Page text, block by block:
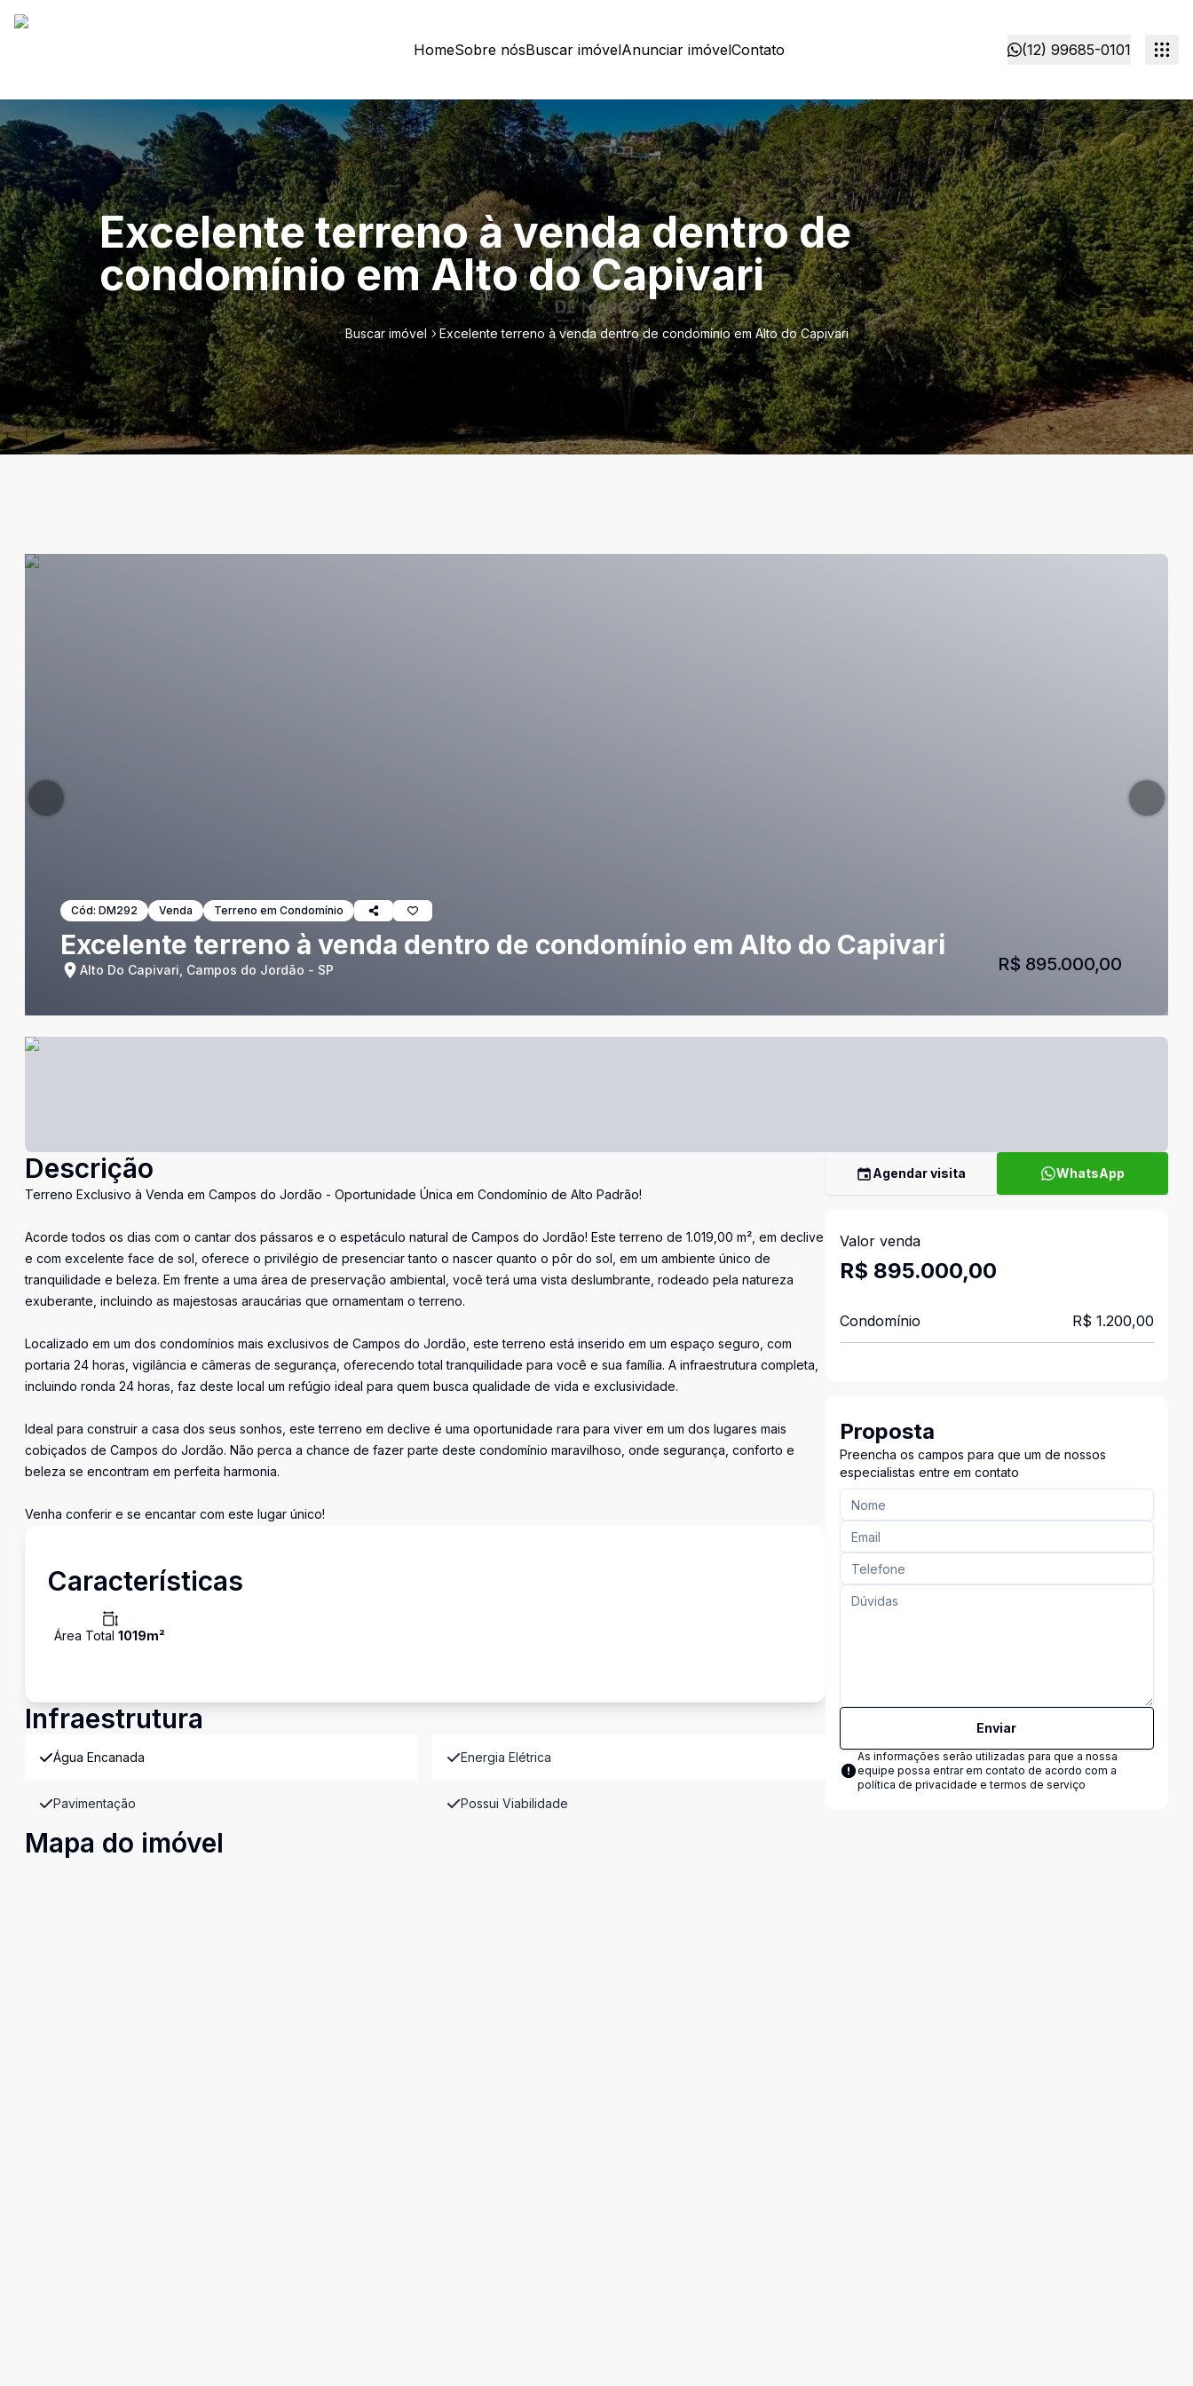
HomeSobre nósBuscar imóvelAnunciar imóvelContato (12) 99685-0101
Excelente terreno à venda dentro de
condomínio em Alto do Capivari
Buscar imóvel Excelente terreno à venda dentro de condomínio em Alto do Capivari
Cód: DM292 Venda Terreno em Condomínio
Excelente terreno à venda dentro de condomínio em Alto do Capivari
Alto Do Capivari, Campos do Jordão - SP R$ 895.000,00
Descrição
Terreno Exclusivo à Venda em Campos do Jordão - Oportunidade Única em Condomínio de Alto Padrão!
Acorde todos os dias com o cantar dos pássaros e o espetáculo natural de Campos do Jordão! Este terreno de 1.019,00 m², em declive
e com excelente face de sol, oferece o privilégio de presenciar tanto o nascer quanto o pôr do sol, em um ambiente único de
tranquilidade e beleza. Em frente a uma área de preservação ambiental, você terá uma vista deslumbrante, rodeado pela natureza
exuberante, incluindo as majestosas araucárias que ornamentam o terreno.
Localizado em um dos condomínios mais exclusivos de Campos do Jordão, este terreno está inserido em um espaço seguro, com
portaria 24 horas, vigilância e câmeras de segurança, oferecendo total tranquilidade para você e sua família. A infraestrutura completa,
incluindo ronda 24 horas, faz deste local um refúgio ideal para quem busca qualidade de vida e exclusividade.
Ideal para construir a casa dos seus sonhos, este terreno em declive é uma oportunidade rara para viver em um dos lugares mais
cobiçados de Campos do Jordão. Não perca a chance de fazer parte deste condomínio maravilhoso, onde segurança, conforto e
beleza se encontram em perfeita harmonia.
Venha conferir e se encantar com este lugar único!
Características
Área Total 1019m²
Infraestrutura
Água Encanada Energia Elétrica
Pavimentação Possui Viabilidade
Mapa do imóvel
Agendar visita WhatsApp
Valor venda
R$ 895.000,00
Condomínio R$ 1.200,00
Proposta
Preencha os campos para que um de nossos
especialistas entre em contato
Enviar
As informações serão utilizadas para que a nossa
equipe possa entrar em contato de acordo com a
política de privacidade e termos de serviço